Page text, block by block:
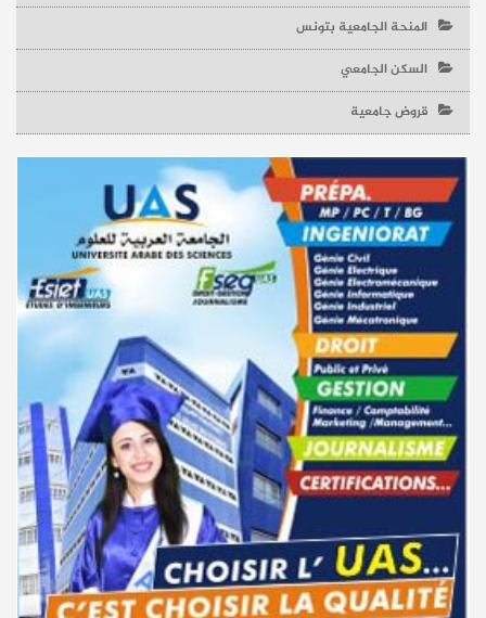
المنحة الجامعية بتونس
السكن الجامعي
قروض جامعية